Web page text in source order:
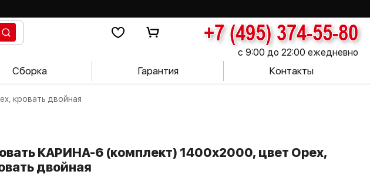
+7 (495) 374-55-80
с 9:00 до 22:00 ежедневно
Сборка Гарантия Контакты
кровать двойная
двойная